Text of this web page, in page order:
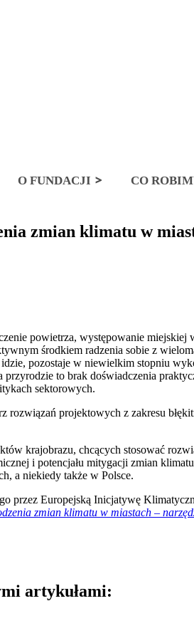
O FUNDACJI CO
zmian klimatu w
powietrza, występowanie
środkiem radzenia sobie z
pozostaje w niewielkim stopniu
to brak doświadczenia
sektorowych.
projektowych z zakresu
krajobrazu, chcących stosować
i potencjału mitygacji zmian
a niekiedy także w Polsce.
przez Europejską Inicjatywę
zmian klimatu w miastach –
artykułami: